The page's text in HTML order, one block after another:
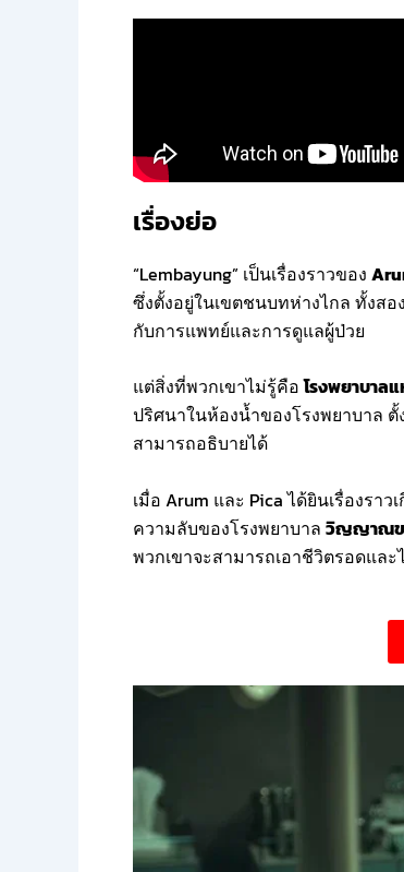
เรื่องย่อ
“Lembayung” เป็นเรื่องราวของ
ซึ่งตั้งอยู่ในเขตชนบทห่างไกล ทั้งสอ
กับการแพทย์และการดูแลผู้ป่วย
แต่สิ่งที่พวกเขาไม่รู้คือโรงพยาบาล
ปริศนาในห้องน้ำของโรงพยาบาล
สามารถอธิบายได้
เมื่อ Arum และ Pica ได้ยินเรื่องรา
ความลับของโรงพยาบาล วิญญาณขอ
พวกเขาจะสามารถเอาชีวิตรอดแล